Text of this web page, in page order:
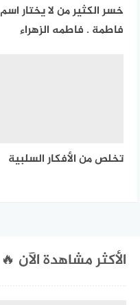
خسر الكثير من لا يختار اسم
فاطمة . فاطمه الزهراء
تخلص من الأفكار السلبية
الأكثر مشاهدة الآن 🔥